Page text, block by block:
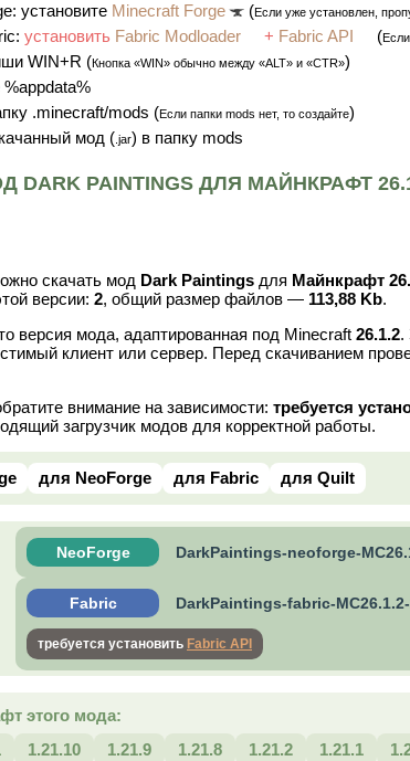
установите Minecraft Forge (Если уже установлен,
установить Fabric Modloader + Fabric API (
WIN+R (Кнопка «WIN» обычно между «ALT» и «CTR»)
.minecraft/mods (Если папки mods нет, то создайте)
мод ( .jar) в папку mods
PAINTINGS ДЛЯ МАЙНКРАФТ
скачать мод Dark Paintings для Майнкрафт
версии: 2, общий размер файлов — 113,88 Kb.
версия мода, адаптированная под Minecraft 26.1.2.
клиент или сервер. Перед скачиванием
внимание на зависимости: требуется
загрузчик модов для корректной работы.
для NeoForge для Fabric для Quilt
NeoForge DarkPaintings-neoforge-
Fabric DarkPaintings-fabric-
требуется установить Fabric API
этого мода:
1.21.10 1.21.9 1.21.8 1.21.2 1.21.1